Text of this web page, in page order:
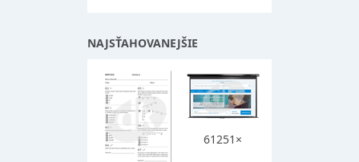
NAJSŤAHOVANEJŠIE
61251×